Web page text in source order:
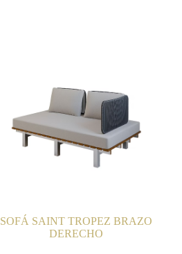
SOFÁ SAINT TROPEZ BRAZO
DERECHO